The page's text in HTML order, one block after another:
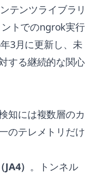
テンツライブラリ
トでのngrok実行
3月に更新し、未
する継続的な関心
知には複数層のカ
のテレメトリだけ
） 。トンネル